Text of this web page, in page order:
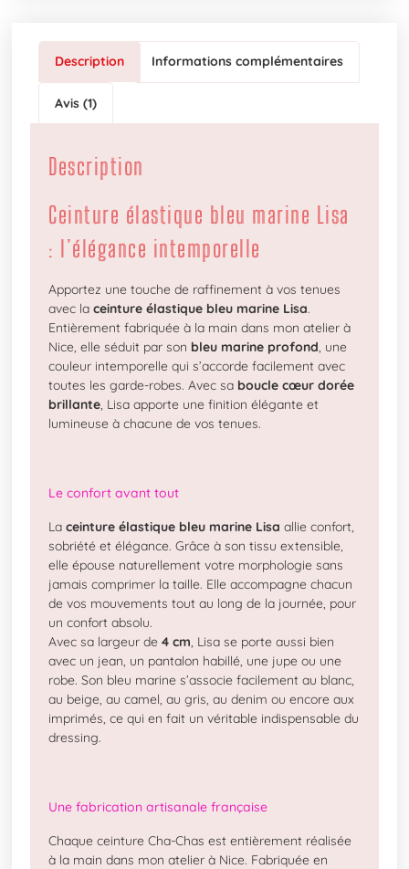
Description Informations complémentaires
Avis (1)
Description
Ceinture élastique bleu marine Lisa
: l’élégance intemporelle
Apportez une touche de raffinement à vos tenues
avec laceinture élastique bleu marine Lisa.
Entièrement fabriquée à la main dans mon atelier à
Nice, elle séduit par son bleu marine profond, une
couleur intemporelle qui s’accorde facilement avec
toutes les garde-robes. Avec sa boucle cœur dorée
brillante, Lisa apporte une finition élégante et
lumineuse à chacune de vos tenues.
Le confort avant tout
Laceinture élastique bleu marine Lisa allie confort,
sobriété et élégance. Grâce à son tissu extensible,
elle épouse naturellement votre morphologie sans
jamais comprimer la taille. Elle accompagne chacun
de vos mouvements tout au long de la journée, pour
un confort absolu.
Avec sa largeur de4 cm, Lisa se porte aussi bien
avec un jean, un pantalon habillé, une jupe ou une
robe. Son bleu marine s’associe facilement au blanc,
au beige, au camel, au gris, au denim ou encore aux
imprimés, ce qui en fait un véritable indispensable du
dressing.
Une fabrication artisanale française
Chaque ceinture Cha-Chas est entièrement réalisée
à la main dans mon atelier à Nice. Fabriquée en